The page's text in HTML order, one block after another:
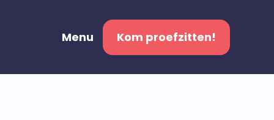
Menu Kom proefzitten!